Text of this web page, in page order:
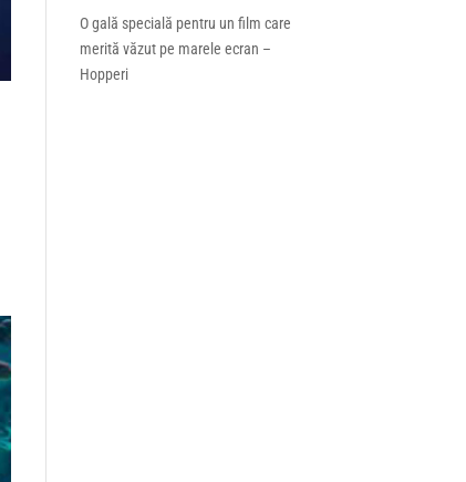
O gală specială pentru un film care
merită văzut pe marele ecran –
Hopperi